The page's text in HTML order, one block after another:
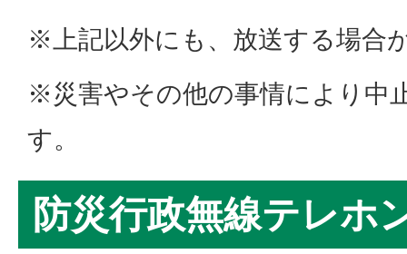
※上記以外にも、放送する場合
※災害やその他の事情により中
す。
防災行政無線テレホ